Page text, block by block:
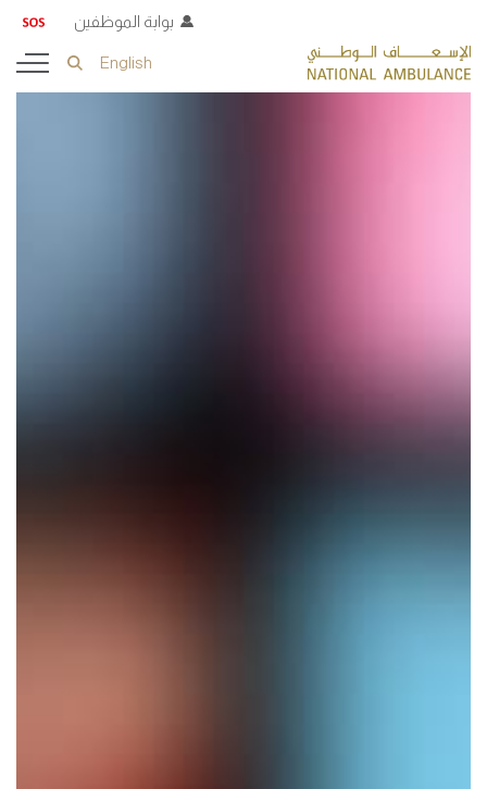
بوابة الموظفين
English